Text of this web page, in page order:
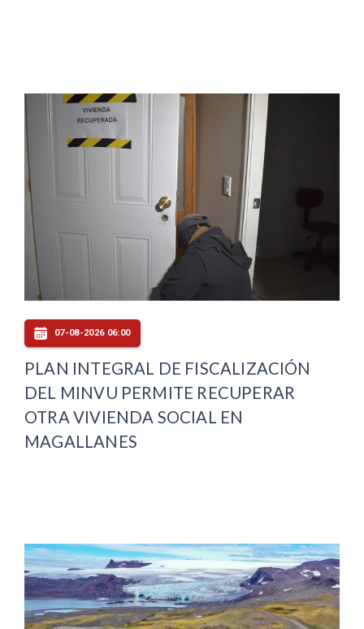
07-08-2026 06:00
PLAN INTEGRAL DE FISCALIZACIÓN
DEL MINVU PERMITE RECUPERAR
OTRA VIVIENDA SOCIAL EN
MAGALLANES